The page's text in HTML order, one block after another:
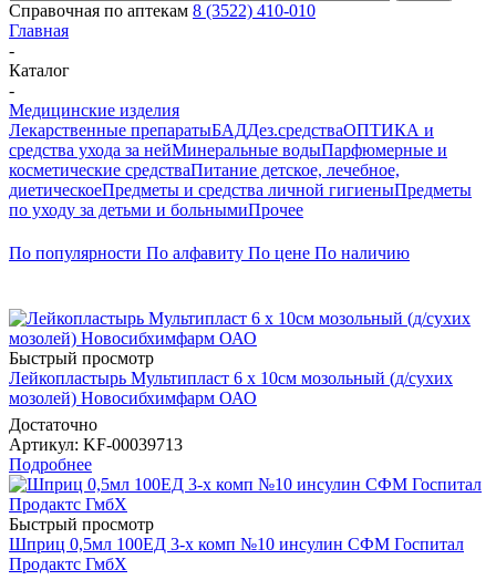
Справочная по аптекам 8 (3522) 410-010
Главная
-
Каталог
-
Медицинские изделия
Лекарственные препаратыБАДДез.средстваОПТИКА и
средства ухода за нейМинеральные водыПарфюмерные и
косметические средстваПитание детское, лечебное,
диетическоеПредметы и средства личной гигиеныПредметы
по уходу за детьми и больнымиПрочее
По популярности По алфавиту По цене По наличию
Быстрый просмотр
Лейкопластырь Мультипласт 6 х 10см мозольный (д/сухих
мозолей) Новосибхимфарм ОАО
Достаточно
Артикул: KF-00039713
Подробнее
Быстрый просмотр
Шприц 0,5мл 100ЕД 3-х комп №10 инсулин СФМ Госпитал
Продактс ГмбХ